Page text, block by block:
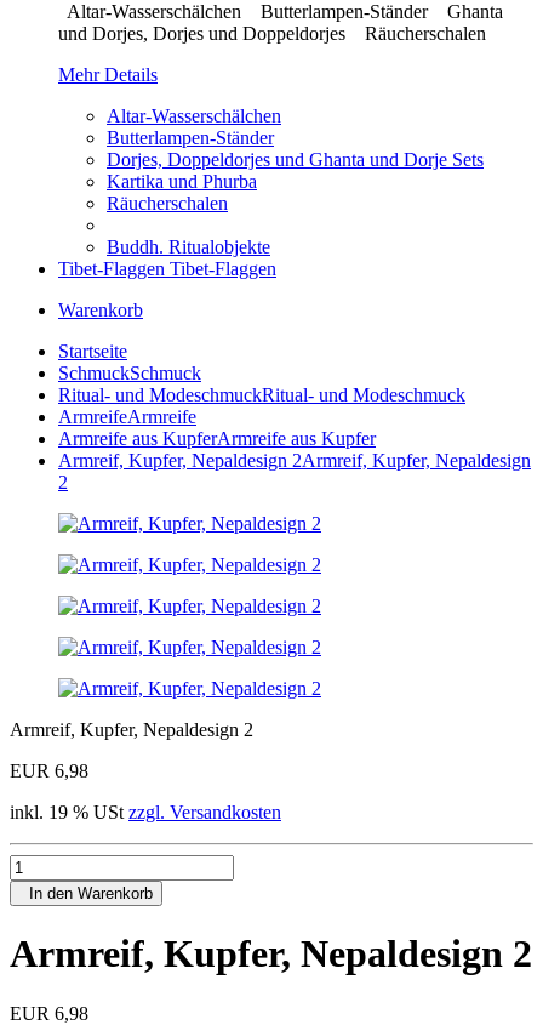
Altar-Wasserschälchen Butterlampen-Ständer Ghanta
und Dorjes, Dorjes und Doppeldorjes Räucherschalen
Mehr Details
Altar-Wasserschälchen
Butterlampen-Ständer
Dorjes, Doppeldorjes und Ghanta und Dorje Sets
Kartika und Phurba
Räucherschalen
Buddh. Ritualobjekte
Tibet-Flaggen Tibet-Flaggen
Warenkorb
Startseite
SchmuckSchmuck
Ritual- und ModeschmuckRitual- und Modeschmuck
ArmreifeArmreife
Armreife aus KupferArmreife aus Kupfer
Armreif, Kupfer, Nepaldesign 2Armreif, Kupfer, Nepaldesign
2
Armreif, Kupfer, Nepaldesign 2
EUR 6,98
inkl. 19 % USt zzgl. Versandkosten
In den Warenkorb
Armreif, Kupfer, Nepaldesign 2
EUR 6,98